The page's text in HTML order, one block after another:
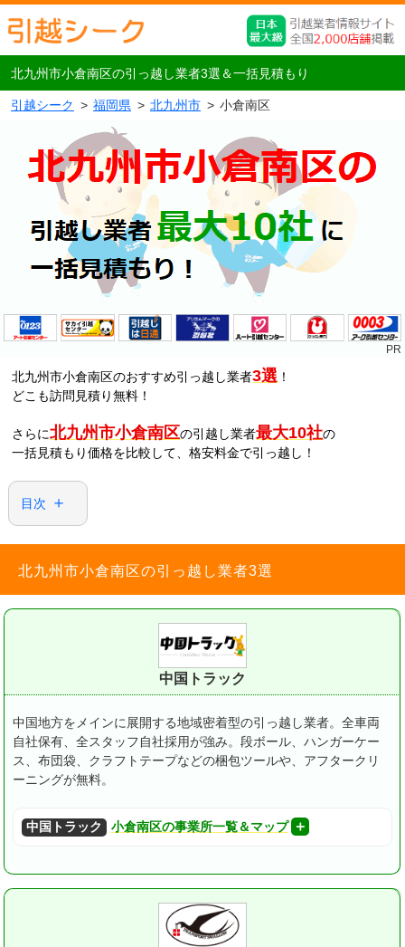
北九州市小倉南区の引っ越し業者3選＆一括見積もり
引越シーク 福岡県 北九州市 小倉南区
北九州市小倉南区のおすすめ引っ越し業者3選 ！
どこも訪問見積り無料！
さらに北九州市小倉南区の引越し業者最大10社の
一括見積もり価格を比較して、格安料金で引っ越し！
目次
北九州市小倉南区の引っ越し業者3選
中国トラック
中国地方をメインに展開する地域密着型の引っ越し業者。全車両
自社保有、全スタッフ自社採用が強み。段ボール、ハンガーケー
ス、布団袋、クラフトテープなどの梱包ツールや、アフタークリ
ーニングが無料。
中国トラック 小倉南区の事業所一覧＆マップ